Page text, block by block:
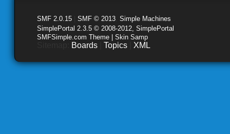
SMF 2.0.15 SMF © 2013 Simple Machines
SimplePortal 2.3.5 © 2008-2012, SimplePortal
SMFSimple.com Theme | Skin Samp
Boards Topics XML